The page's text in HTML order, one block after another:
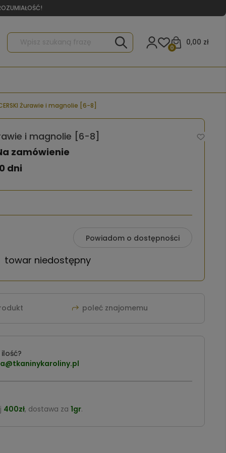
0,00 zł
0
Żurawie i magnolie [6-8]
i magnolie [6-8]
zamówienie
dni
Powiadom o dostępności
towar niedostępny
poleć znajomemu
400zł, dostawa za 1gr.